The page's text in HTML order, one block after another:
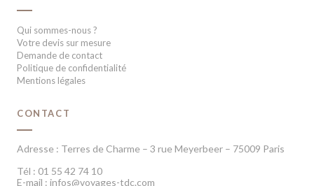
Qui sommes-nous ?
Votre devis sur mesure
Demande de contact
Politique de confidentialité
Mentions légales
CONTACT
Adresse : Terres de Charme – 3 rue Meyerbeer – 75009 Paris
Tél : 01 55 42 74 10
E-mail : infos@voyages-tdc.com